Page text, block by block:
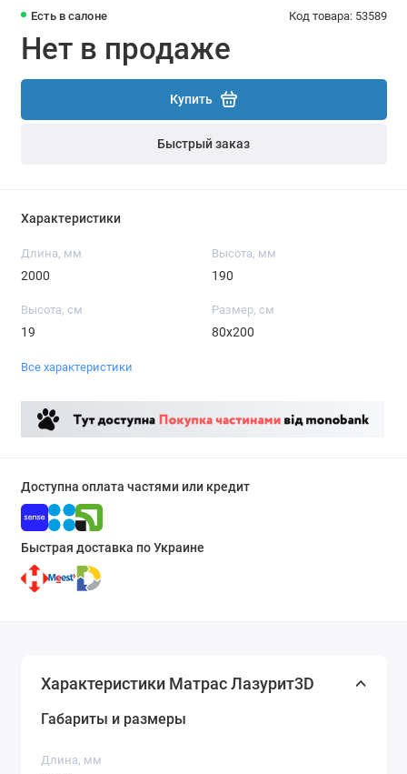
Есть в салоне Код товара: 53589
Нет в продаже
Купить
Быстрый заказ
Характеристики
Длина, мм
2000
Высота, мм
190
Высота, см
19
Размер, см
80x200
Все характеристики
Доступна оплата частями или кредит
Быстрая доставка по Украине
Характеристики Матрас Лазурит3D
Габариты и размеры
Длина, мм